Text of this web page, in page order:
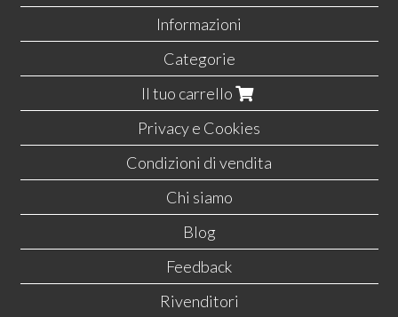
Informazioni
Categorie
Il tuo carrello
Privacy e Cookies
Condizioni di vendita
Chi siamo
Blog
Feedback
Rivenditori